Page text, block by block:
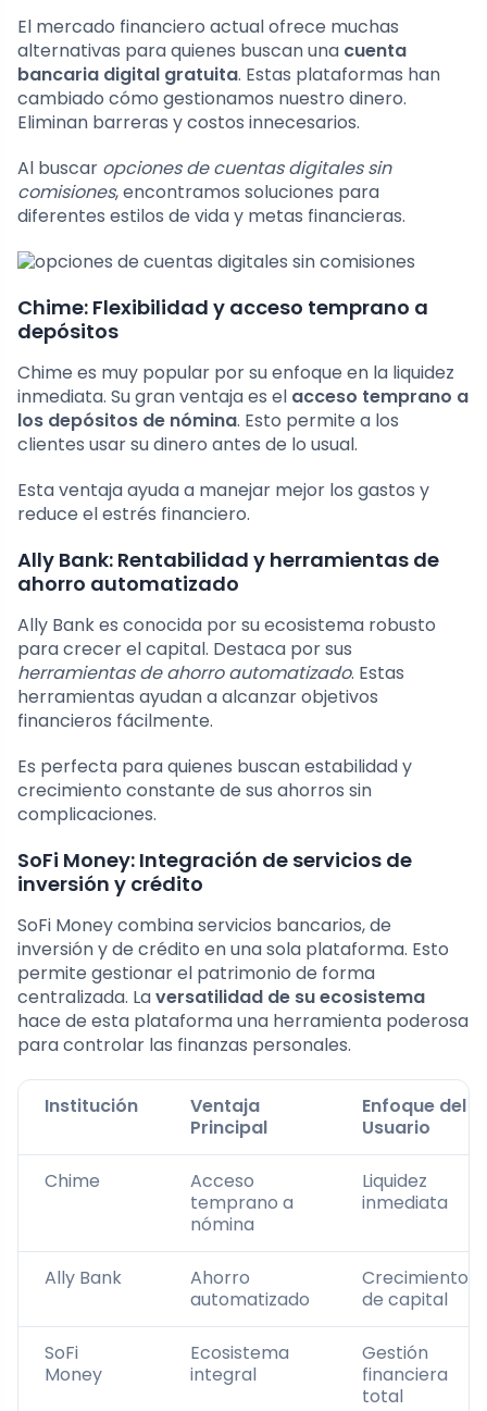
El mercado financiero actual ofrece muchas
alternativas para quienes buscan una cuenta
bancaria digital gratuita. Estas plataformas han
cambiado cómo gestionamos nuestro dinero.
Eliminan barreras y costos innecesarios.
Al buscar opciones de cuentas digitales sin
comisiones, encontramos soluciones para
diferentes estilos de vida y metas financieras.
Chime: Flexibilidad y acceso temprano a
depósitos
Chime es muy popular por su enfoque en la liquidez
inmediata. Su gran ventaja es el acceso temprano a
los depósitos de nómina. Esto permite a los
clientes usar su dinero antes de lo usual.
Esta ventaja ayuda a manejar mejor los gastos y
reduce el estrés financiero.
Ally Bank: Rentabilidad y herramientas de
ahorro automatizado
Ally Bank es conocida por su ecosistema robusto
para crecer el capital. Destaca por sus
herramientas de ahorro automatizado. Estas
herramientas ayudan a alcanzar objetivos
financieros fácilmente.
Es perfecta para quienes buscan estabilidad y
crecimiento constante de sus ahorros sin
complicaciones.
SoFi Money: Integración de servicios de
inversión y crédito
SoFi Money combina servicios bancarios, de
inversión y de crédito en una sola plataforma. Esto
permite gestionar el patrimonio de forma
centralizada. Laversatilidad de su ecosistema
hace de esta plataforma una herramienta poderosa
para controlar las finanzas personales.
Institución
Ventaja
Principal
Enfoque del
Usuario
Chime
Acceso
temprano a
nómina
Liquidez
inmediata
Ally Bank
Ahorro
automatizado
Crecimiento
de capital
SoFi
Money
Ecosistema
integral
Gestión
financiera
total